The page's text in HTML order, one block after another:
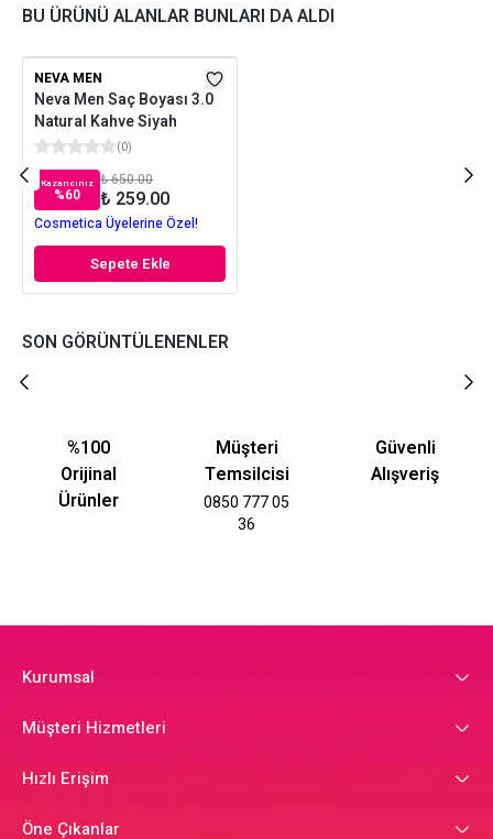
BU ÜRÜNÜ ALANLAR BUNLARI DA ALDI
NEVA MEN
Neva Men Saç Boyası 3.0
Natural Kahve Siyah
(0)
Kazancınız
%60
₺ 650.00
₺ 259.00
Cosmetica Üyelerine Özel!
Sepete Ekle
SON GÖRÜNTÜLENENLER
%100
Orijinal
Ürünler
Müşteri
Temsilcisi
0850 777 05
36
Güvenli
Alışveriş
Kurumsal
Müşteri Hizmetleri
Hızlı Erişim
Öne Çıkanlar